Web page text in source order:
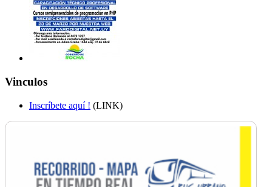
Vinculos
Inscríbete aquí ! (LINK)